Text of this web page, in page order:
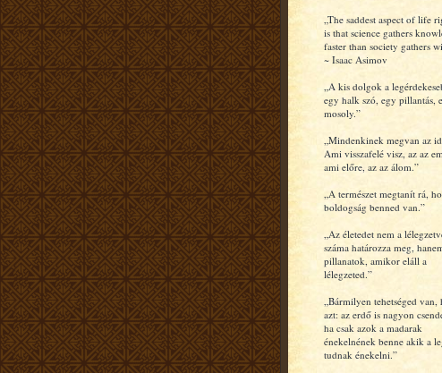
„The saddest aspect of life
is that science gathers
faster than society gathers
~ Isaac Asimov
„A kis dolgok a
egy halk szó, egy pillantás,
mosoly.”
„Mindenkinek megvan az
Ami visszafelé visz, az az
ami előre, az az álom.”
„A természet megtanít rá,
boldogság benned van.”
„Az életedet nem a
száma határozza meg,
pillanatok, amikor eláll a
lélegzeted.”
„Bármilyen tehetséged van,
azt: az erdő is nagyon
ha csak azok a madarak
énekelnének benne akik a
tudnak énekelni.”